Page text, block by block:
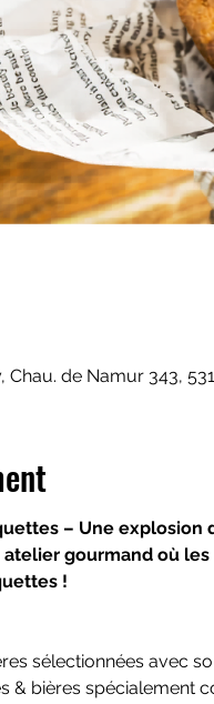
de Namur 343,
– Une
gourmand où
!
sélectionnées avec
& bières spécialement